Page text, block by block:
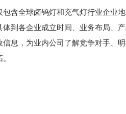
含全球卤钨灯和充气灯行业企业
到各企业成立时间、业务布局、
息，为业内公司了解竞争对手、